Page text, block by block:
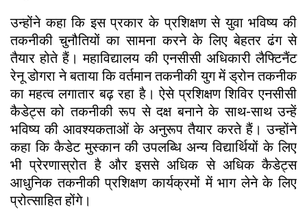
उन्होंने कहा कि इस प्रकार के प्रशिक्षण से युवा भविष्य की
तकनीकी चुनौतियों का सामना करने के लिए बेहतर ढंग से
तैयार होते हैं। महाविद्यालय की एनसीसी अधिकारी लैफ्टिनैंट
रेनू डोगरा ने बताया कि वर्तमान तकनीकी युग में ड्रोन तकनीक
का महत्व लगातार बढ़ रहा है। ऐसे प्रशिक्षण शिविर एनसीसी
कैडेट्स को तकनीकी रूप से दक्ष बनाने के साथ-साथ उन्हें
भविष्य की आवश्यकताओं के अनुरूप तैयार करते हैं। उन्होंने
कहा कि कैडेट मुस्कान की उपलब्धि अन्य विद्यार्थियों के लिए
भी प्रेरणास्रोत है और इससे अधिक से अधिक कैडेट्स
आधुनिक तकनीकी प्रशिक्षण कार्यक्रमों में भाग लेने के लिए
प्रोत्साहित होंगे।